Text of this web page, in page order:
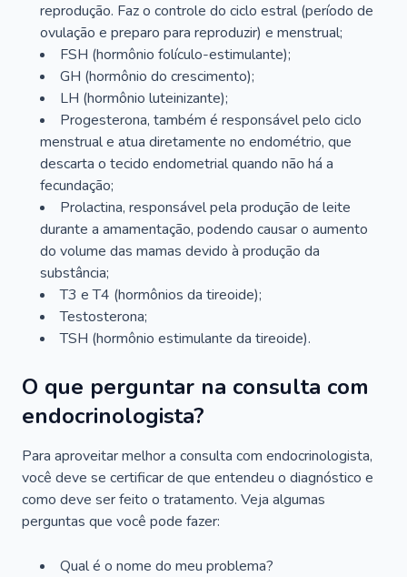
reprodução. Faz o controle do ciclo estral (período de
ovulação e preparo para reproduzir) e menstrual;
FSH (hormônio folículo-estimulante);
GH (hormônio do crescimento);
LH (hormônio luteinizante);
Progesterona, também é responsável pelo ciclo
menstrual e atua diretamente no endométrio, que
descarta o tecido endometrial quando não há a
fecundação;
Prolactina, responsável pela produção de leite
durante a amamentação, podendo causar o aumento
do volume das mamas devido à produção da
substância;
T3 e T4 (hormônios da tireoide);
Testosterona;
TSH (hormônio estimulante da tireoide).
O que perguntar na consulta com
endocrinologista?
Para aproveitar melhor a consulta com endocrinologista,
você deve se certificar de que entendeu o diagnóstico e
como deve ser feito o tratamento. Veja algumas
perguntas que você pode fazer:
Qual é o nome do meu problema?